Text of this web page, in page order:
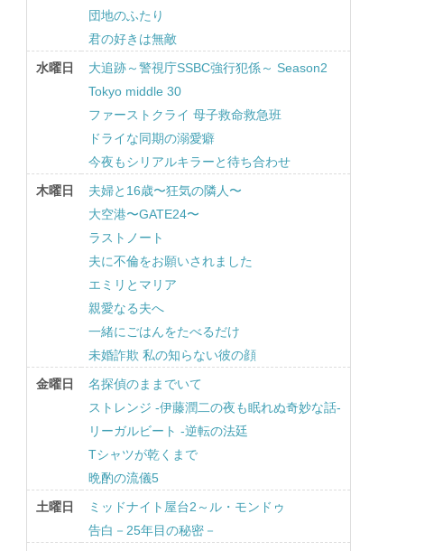
団地のふたり
君の好きは無敵
水曜日
大追跡～警視庁SSBC強行犯係～ Season2
Tokyo middle 30
ファーストクライ 母子救命救急班
ドライな同期の溺愛癖
今夜もシリアルキラーと待ち合わせ
木曜日
夫婦と16歳〜狂気の隣人〜
大空港〜GATE24〜
ラストノート
夫に不倫をお願いされました
エミリとマリア
親愛なる夫へ
一緒にごはんをたべるだけ
未婚詐欺 私の知らない彼の顔
金曜日
名探偵のままでいて
ストレンジ -伊藤潤二の夜も眠れぬ奇妙な話-
リーガルビート -逆転の法廷
Tシャツが乾くまで
晩酌の流儀5
土曜日
ミッドナイト屋台2～ル・モンドゥ
告白－25年目の秘密－